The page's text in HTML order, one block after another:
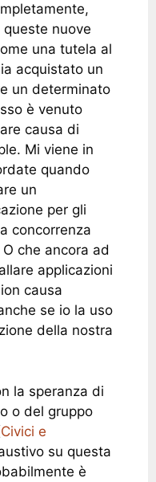
nuove
una tutela al
acquistato un
un determinato
è venuto
causa di
Mi viene in
quando
un
per gli
concorrenza
che ancora ad
applicazioni
causa
se io la uso
della nostra
la speranza di
o del gruppo
Civici e
su questa
è